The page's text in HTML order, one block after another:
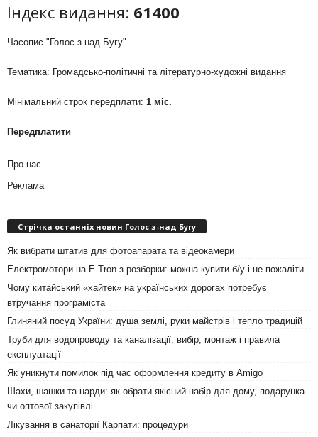
Індекс видання: 61400
Часопис "Голос з-над Бугу"
Тематика: Громадсько-політичні та літературно-художні видання
Мінімальний строк передплати: 1 міс.
Передплатити
Про нас
Реклама
Стрічка останніх новин Голос з-над Бугу
Як вибрати штатив для фотоапарата та відеокамери
Електромотори на E-Tron з розборки: можна купити б/у і не пожаліти
Чому китайський «хайтек» на українських дорогах потребує
втручання програміста
Глиняний посуд України: душа землі, руки майстрів і тепло традицій
Труби для водопроводу та каналізації: вибір, монтаж і правила
експлуатації
Як уникнути помилок під час оформлення кредиту в Amigo
Шахи, шашки та нарди: як обрати якісний набір для дому, подарунка
чи оптової закупівлі
Лікування в санаторії Карпати: процедури